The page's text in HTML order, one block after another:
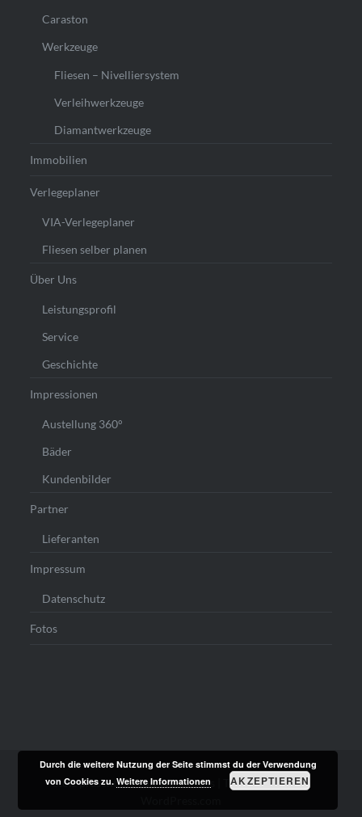
Caraston
Werkzeuge
Fliesen – Nivelliersystem
Verleihwerkzeuge
Diamantwerkzeuge
Immobilien
Verlegeplaner
VIA-Verlegeplaner
Fliesen selber planen
Über Uns
Leistungsprofil
Service
Geschichte
Impressionen
Austellung 360°
Bäder
Kundenbilder
Partner
Lieferanten
Impressum
Datenschutz
Fotos
Stolz präsentiert von WordPress
Theme: Dyad von
Durch die weitere Nutzung der Seite stimmst du der Verwendung
von Cookies zu.Weitere Informationen AKZEPTIEREN